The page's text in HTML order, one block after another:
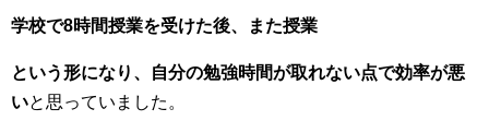
学校で8時間授業を受けた後、また授業
という形になり、自分の勉強時間が取れない点で効率が悪
いと思っていました。